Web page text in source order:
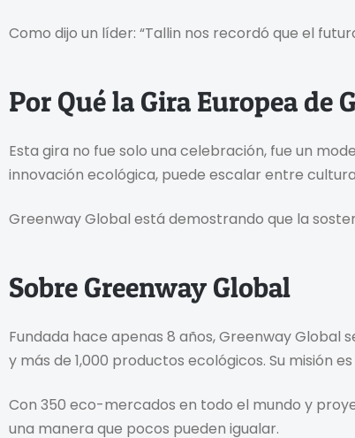
Como dijo un líder: “Tallin nos recordó que el
Por Qué la Gira Europea de
Esta gira no fue solo una celebración, fue un
innovación ecológica, puede escalar entre
Greenway Global está demostrando que la
Sobre Greenway Global
Fundada hace apenas 8 años, Greenway
y más de 1,000 productos ecológicos. Su misión
Con 350 eco-mercados en todo el mundo y
una manera que pocos pueden igualar.